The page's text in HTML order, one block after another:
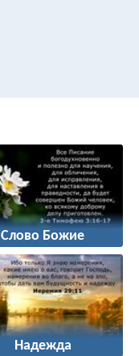
Слово Божие
Надежда